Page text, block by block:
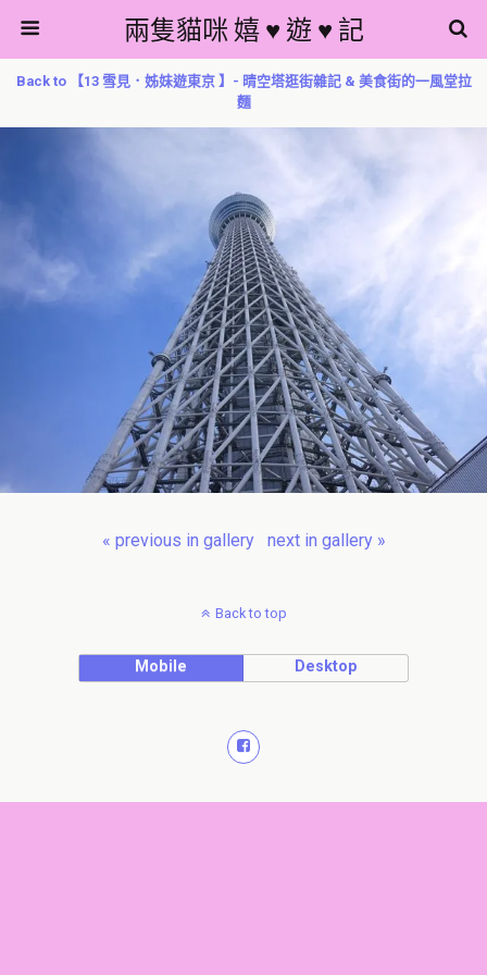
兩隻貓咪 嬉 ♥ 遊 ♥ 記
Back to 【13 雪見．姊妹遊東京 】- 晴空塔逛街雜記 & 美食街的一風堂拉
麵
« previous in gallery next in gallery »
Back to top
Mobile Desktop